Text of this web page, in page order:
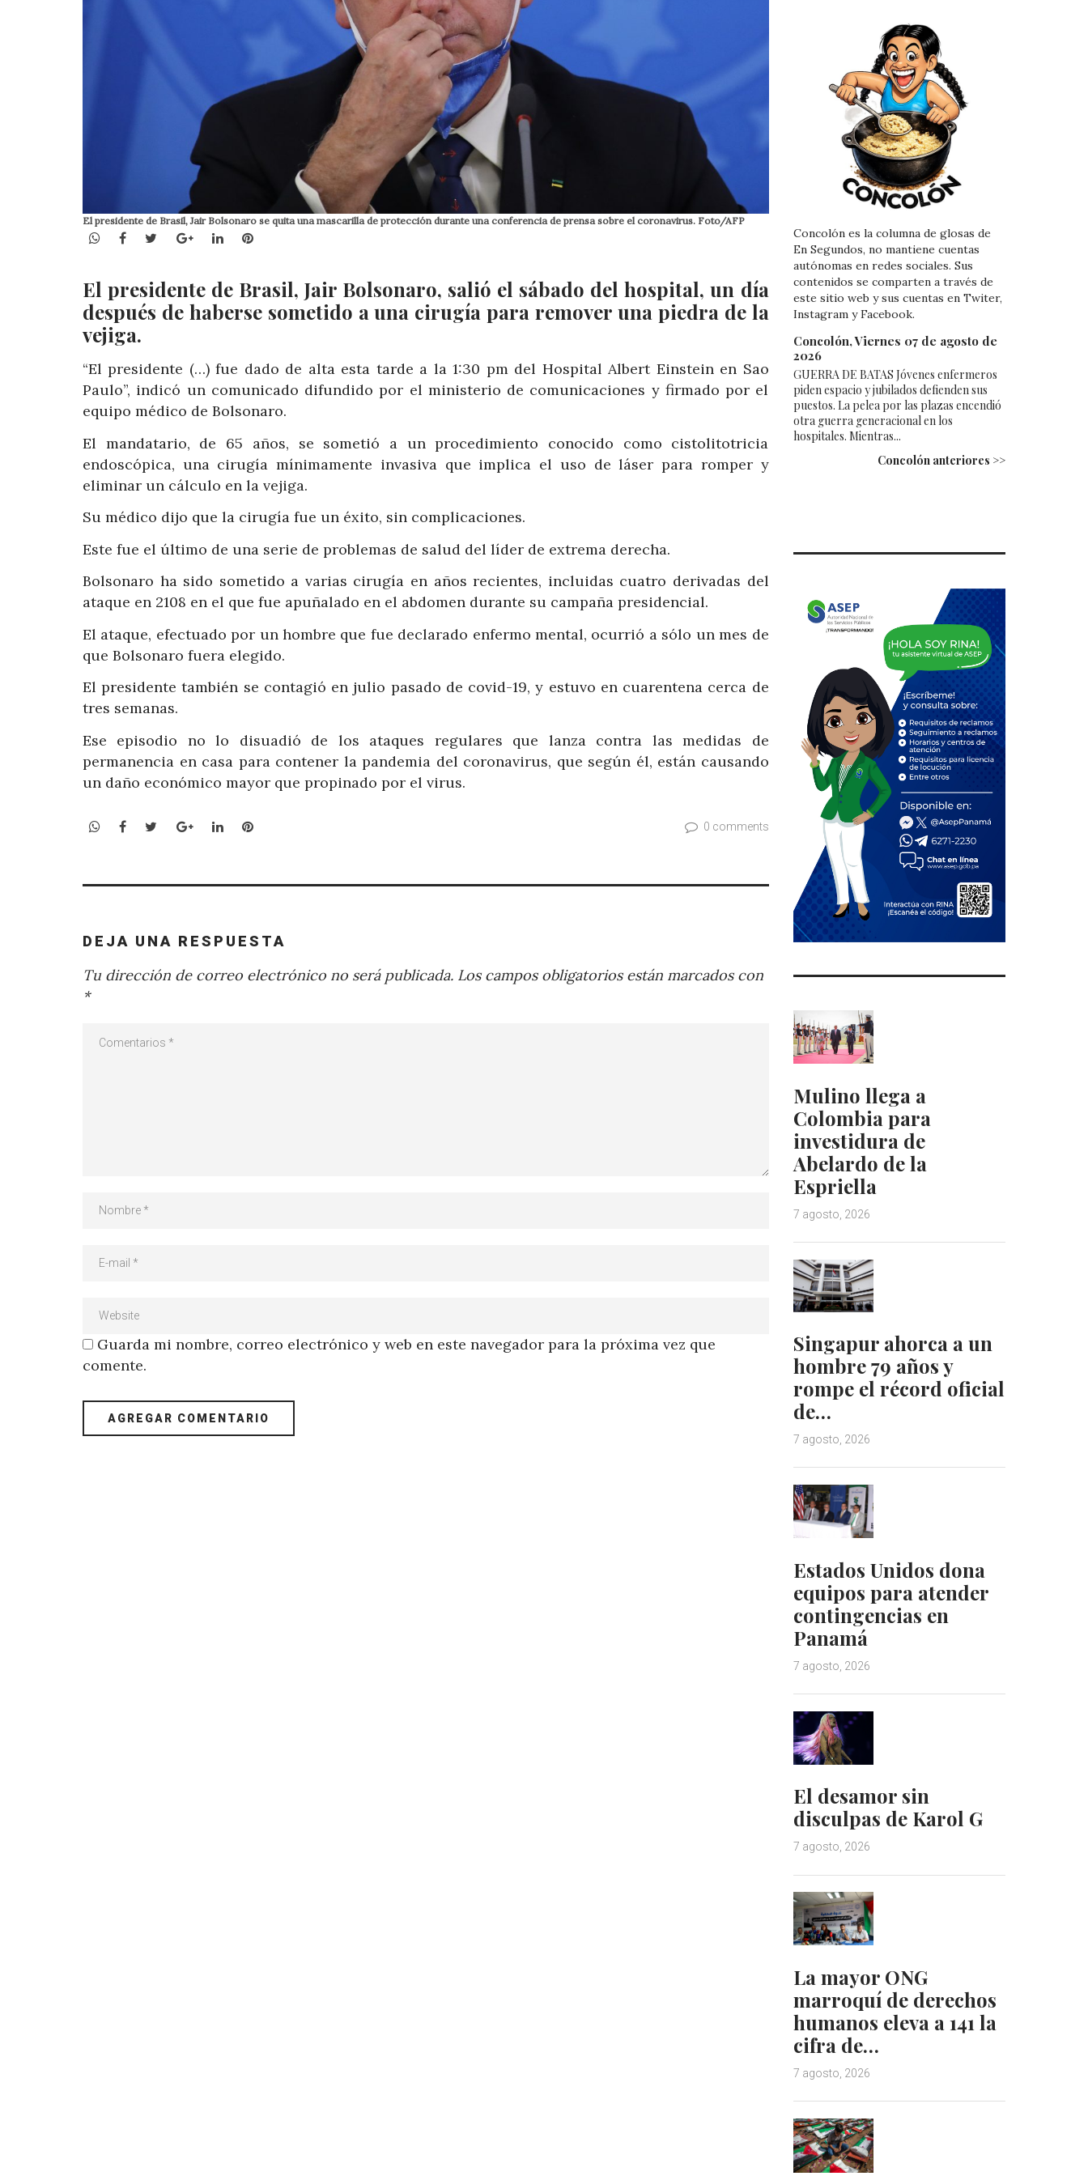
El presidente de Brasil, Jair Bolsonaro se quita una mascarilla de protección durante una conferencia de prensa sobre el coronavirus. Foto/AFP
WhatsApp
Facebook
TwitterGoogle+LinkedInPinterest
El presidente de Brasil, Jair Bolsonaro, salió el sábado del hospital, un día
después de haberse sometido a una cirugía para remover una piedra de la
vejiga.
“El presidente (…) fue dado de alta esta tarde a la 1:30 pm del Hospital Albert Einstein en Sao
Paulo”, indicó un comunicado difundido por el ministerio de comunicaciones y firmado por el
equipo médico de Bolsonaro.
El mandatario, de 65 años, se sometió a un procedimiento conocido como cistolitotricia
endoscópica, una cirugía mínimamente invasiva que implica el uso de láser para romper y
eliminar un cálculo en la vejiga.
Su médico dijo que la cirugía fue un éxito, sin complicaciones.
Este fue el último de una serie de problemas de salud del líder de extrema derecha.
Bolsonaro ha sido sometido a varias cirugía en años recientes, incluidas cuatro derivadas del
ataque en 2108 en el que fue apuñalado en el abdomen durante su campaña presidencial.
El ataque, efectuado por un hombre que fue declarado enfermo mental, ocurrió a sólo un mes de
que Bolsonaro fuera elegido.
El presidente también se contagió en julio pasado de covid-19, y estuvo en cuarentena cerca de
tres semanas.
Ese episodio no lo disuadió de los ataques regulares que lanza contra las medidas de
permanencia en casa para contener la pandemia del coronavirus, que según él, están causando
un daño económico mayor que propinado por el virus.
WhatsApp
Facebook
TwitterGoogle+LinkedInPinterest 0 comments
DEJA UNA RESPUESTA
Tu dirección de correo electrónico no será publicada. Los campos obligatorios están marcados con
*
Guarda mi nombre, correo electrónico y web en este navegador para la próxima vez que
comente.
Concolón es la columna de glosas de
En Segundos, no mantiene cuentas
autónomas en redes sociales. Sus
contenidos se comparten a través de
este sitio web y sus cuentas en Twiter,
Instagram y Facebook.
Concolón, Viernes 07 de agosto de
2026
GUERRA DE BATAS Jóvenes enfermeros
piden espacio y jubilados defienden sus
puestos. La pelea por las plazas encendió
otra guerra generacional en los
hospitales. Mientras...
Concolón anteriores >>
Mulino llega a
Colombia para
investidura de
Abelardo de la
Espriella
7 agosto, 2026
Singapur ahorca a un
hombre 79 años y
rompe el récord oficial
de…
7 agosto, 2026
Estados Unidos dona
equipos para atender
contingencias en
Panamá
7 agosto, 2026
El desamor sin
disculpas de Karol G
7 agosto, 2026
La mayor ONG
marroquí de derechos
humanos eleva a 141 la
cifra de…
7 agosto, 2026